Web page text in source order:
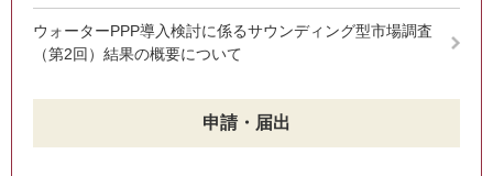
ウォーターPPP導入検討に係るサウンディング型市場調査
（第2回）結果の概要について
申請・届出